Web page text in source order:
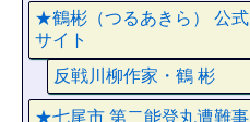
★鶴彬（つるあきら） 公式
サイト
反戦川柳作家・鶴 彬
★七尾市 第二能登丸遭難事